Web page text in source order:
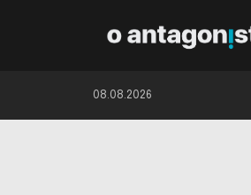
08.08.2026